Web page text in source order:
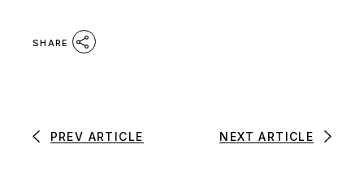
SHARE
PREV ARTICLE NEXT ARTICLE